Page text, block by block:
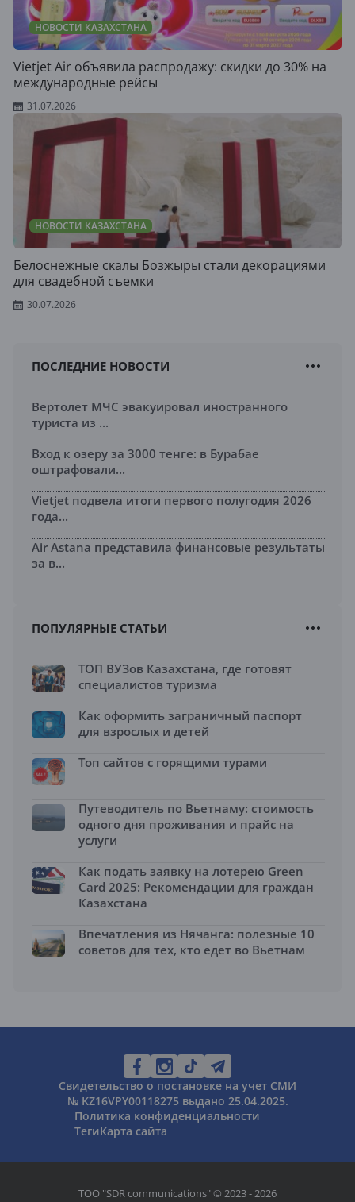
НОВОСТИ КАЗАХСТАНА
Vietjet Air объявила распродажу: скидки до 30% на
международные рейсы
31.07.2026
НОВОСТИ КАЗАХСТАНА
Белоснежные скалы Бозжыры стали декорациями
для свадебной съемки
30.07.2026
ПОСЛЕДНИЕ НОВОСТИ
Вертолет МЧС эвакуировал иностранного
туриста из ...
Вход к озеру за 3000 тенге: в Бурабае
оштрафовали...
Vietjet подвела итоги первого полугодия 2026
года...
Air Astana представила финансовые результаты
за в...
ПОПУЛЯРНЫЕ СТАТЬИ
ТОП ВУЗов Казахстана, где готовят
специалистов туризма
Как оформить заграничный паспорт
для взрослых и детей
Топ сайтов с горящими турами
Путеводитель по Вьетнаму: стоимость
одного дня проживания и прайс на
услуги
Как подать заявку на лотерею Green
Card 2025: Рекомендации для граждан
Казахстана
Впечатления из Нячанга: полезные 10
советов для тех, кто едет во Вьетнам
Свидетельство о постановке на учет СМИ
№ KZ16VPY00118275 выдано 25.04.2025.
Политика конфиденциальности
ТегиКарта сайта
ТОО "SDR communications" © 2023 - 2026